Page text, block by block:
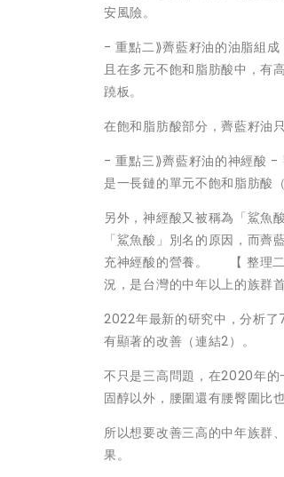
安風險。
- 重點二⟫薺藍籽油的油脂組
且在多元不飽和脂肪酸中，
蹺板。
在飽和脂肪酸部分，薺藍籽油
- 重點三⟫薺藍籽油的神經酸 -
是一長鏈的單元不飽和脂肪
另外，神經酸又被稱為「鯊
「鯊魚酸」別名的原因，而
充神經酸的營養。 【 整理
況，是台灣的中年以上的族群
2022年最新的研究中，分析
有顯著的改善（連結2）。
不只是三高問題，在2020年
固醇以外，腰圍還有腰臀圍比
所以想要改善三高的中年族群
果。